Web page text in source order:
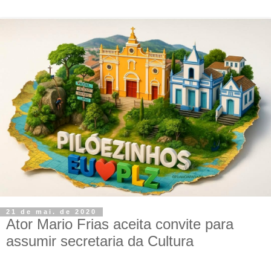
21 de mai. de 2020
Ator Mario Frias aceita convite para
assumir secretaria da Cultura